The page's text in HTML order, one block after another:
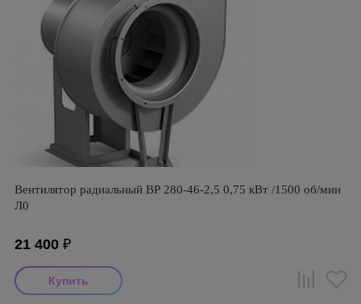
Вентилятор радиальный ВР 280-46-2,5 0,75 кВт /1500 об/мин
Л0
21 400 ₽